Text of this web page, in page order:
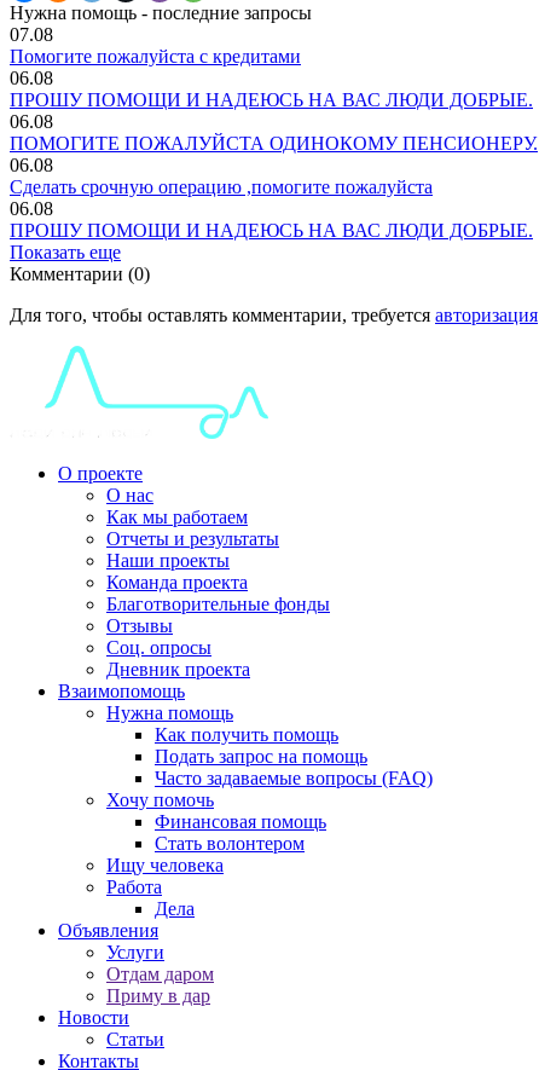
Нужна помощь - последние запросы
07.08
Помогите пожалуйста с кредитами
06.08
ПРОШУ ПОМОЩИ И НАДЕЮСЬ НА ВАС ЛЮДИ ДОБРЫЕ.
06.08
ПОМОГИТЕ ПОЖАЛУЙСТА ОДИНОКОМУ ПЕНСИОНЕРУ.
06.08
Сделать срочную операцию ,помогите пожалуйста
06.08
ПРОШУ ПОМОЩИ И НАДЕЮСЬ НА ВАС ЛЮДИ ДОБРЫЕ.
Показать еще
Комментарии (0)
Для того, чтобы оставлять комментарии, требуется авторизация
О проекте
О нас
Как мы работаем
Отчеты и результаты
Наши проекты
Команда проекта
Благотворительные фонды
Отзывы
Соц. опросы
Дневник проекта
Взаимопомощь
Нужна помощь
Как получить помощь
Подать запрос на помощь
Часто задаваемые вопросы (FAQ)
Хочу помочь
Финансовая помощь
Стать волонтером
Ищу человека
Работа
Дела
Объявления
Услуги
Отдам даром
Приму в дар
Новости
Статьи
Контакты